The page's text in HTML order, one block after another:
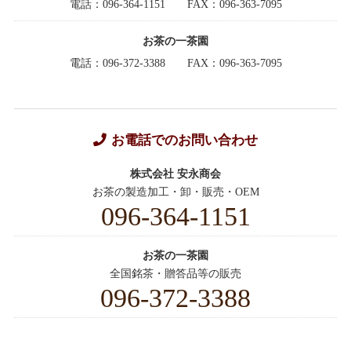
電話：096-364-1151
FAX：096-363-7095
お茶の一茶園
電話：096-372-3388
FAX：096-363-7095
お電話でのお問い合わせ
株式会社 安永商会
お茶の製造加工・卸・販売・OEM
096-364-1151
お茶の一茶園
全国銘茶・贈答品等の販売
096-372-3388